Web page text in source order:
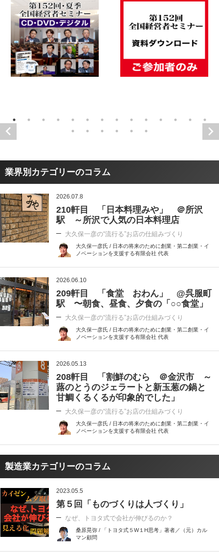
業界別カテゴリーのコラム
2026.07.8
210軒目 「日本料理みや」 ＠所沢
駅 ～所沢で人気の日本料理店
大久保一彦の“流行る”お店の仕組みづくり
大久保一彦氏 / 日本の将来のために創業・第二創業・イ
ノベーションを支援する有限会社 代表
2026.06.10
209軒目 「食堂 おわん」 @呉服町
駅 〜朝食、昼食、夕食の「○○食堂」
大久保一彦の“流行る”お店の仕組みづくり
大久保一彦氏 / 日本の将来のために創業・第二創業・イ
ノベーションを支援する有限会社 代表
2026.05.13
208軒目 「割鮮のむら ＠金沢市 ～
蕗のとうのジェラートと新玉葱の鍋と
甘鯛くるくるが印象的でした」
大久保一彦の“流行る”お店の仕組みづくり
大久保一彦氏 / 日本の将来のために創業・第二創業・イ
ノベーションを支援する有限会社 代表
製造業カテゴリーのコラム
2023.05.5
第５回「ものづくりは人づくり」
なぜ、トヨタ式で会社が伸びるのか？
桑原晃弥 / 「トヨタ式５W１H思考」著者／（元）カル
マン顧問